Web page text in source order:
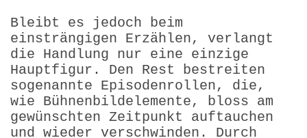
Bleibt es jedoch beim
einsträngigen Erzählen, verlangt
die Handlung nur eine einzige
Hauptfigur. Den Rest bestreiten
sogenannte Episodenrollen, die,
wie Bühnenbildelemente, bloss am
gewünschten Zeitpunkt auftauchen
und wieder verschwinden. Durch